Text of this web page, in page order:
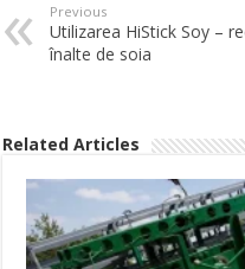
Previous
Utilizarea HiStick Soy –
înalte de soia
Related Articles